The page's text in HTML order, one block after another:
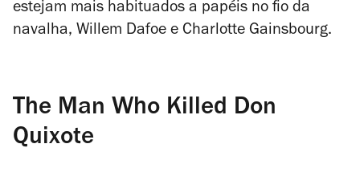
estejam mais habituados a papéis no fio da
navalha, Willem Dafoe e Charlotte Gainsbourg.
The Man Who Killed Don
Quixote